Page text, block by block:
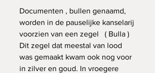
Documenten , bullen genaamd,
worden in de pauselijke kanselarij
voorzien van een zegel ( Bulla )
Dit zegel dat meestal van lood
was gemaakt kwam ook nog voor
in zilver en goud. In vroegere